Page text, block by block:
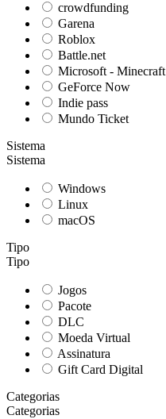
crowdfunding
Garena
Roblox
Battle.net
Microsoft - Minecraft
GeForce Now
Indie pass
Mundo Ticket
Sistema
Sistema
Windows
Linux
macOS
Tipo
Tipo
Jogos
Pacote
DLC
Moeda Virtual
Assinatura
Gift Card Digital
Categorias
Categorias